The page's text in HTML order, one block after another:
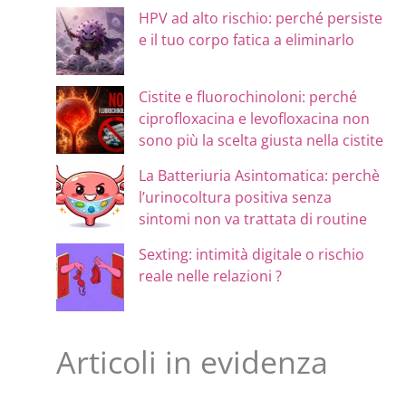
HPV ad alto rischio: perché persiste
e il tuo corpo fatica a eliminarlo
Cistite e fluorochinoloni: perché
ciprofloxacina e levofloxacina non
sono più la scelta giusta nella cistite
La Batteriuria Asintomatica: perchè
l’urinocoltura positiva senza
sintomi non va trattata di routine
Sexting: intimità digitale o rischio
reale nelle relazioni ?
Articoli in evidenza